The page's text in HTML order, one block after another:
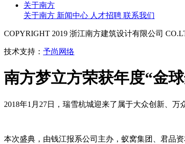
关于南方
关于南方 新闻中心 人才招聘 联系我们
COPYRIGHT 2019 浙江南方建筑设计有限公司
技术支持： 予尚网络
南方梦立方荣获年度“金
2018年1月27日，瑞雪杭城迎来了属于大众创新、
本次盛典，由钱江报系公司主办，蚁窝集团、君品